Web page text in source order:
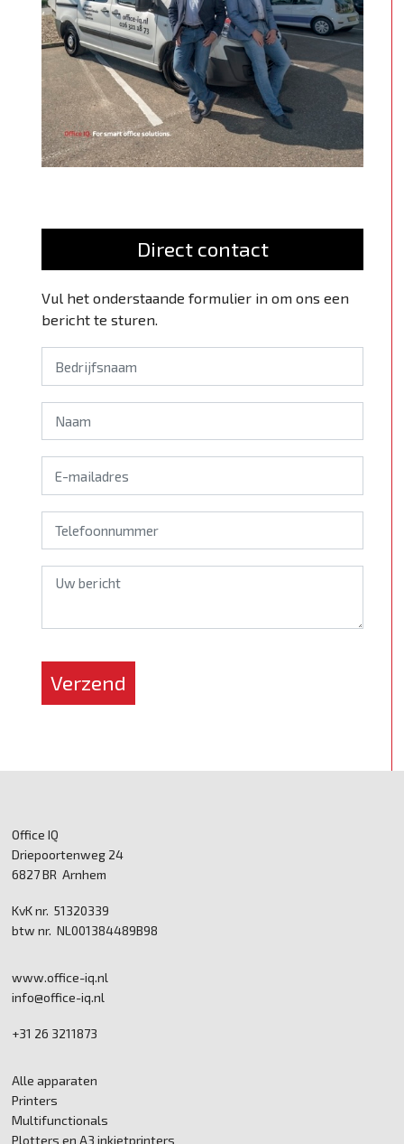
Direct contact
Vul het onderstaande formulier in om ons een
bericht te sturen.
Verzend
Office IQ
Driepoortenweg 24
6827 BR Arnhem
KvK nr. 51320339
btw nr. NL001384489B98
www.office-iq.nl
info@office-iq.nl
+31 26 3211873
Alle apparaten
Printers
Multifunctionals
Plotters en A3 inkjetprinters